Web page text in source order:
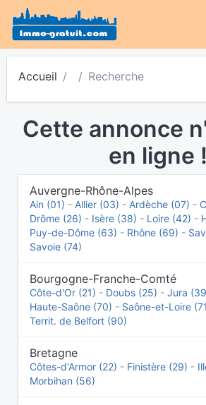
Accueil Recherche
Cette annonce
en ligne !
Auvergne-Rhône-Alpes
Ain (01) - Allier (03) - Ardèche (07) -
Drôme (26) - Isère (38) - Loire (42) -
Puy-de-Dôme (63) - Rhône (69) -
Savoie (74)
Bourgogne-Franche-Comté
Côte-d'Or (21) - Doubs (25) - Jura
Haute-Saône (70) - Saône-et-Loire
Territ. de Belfort (90)
Bretagne
Côtes-d'Armor (22) - Finistère (29) -
Morbihan (56)